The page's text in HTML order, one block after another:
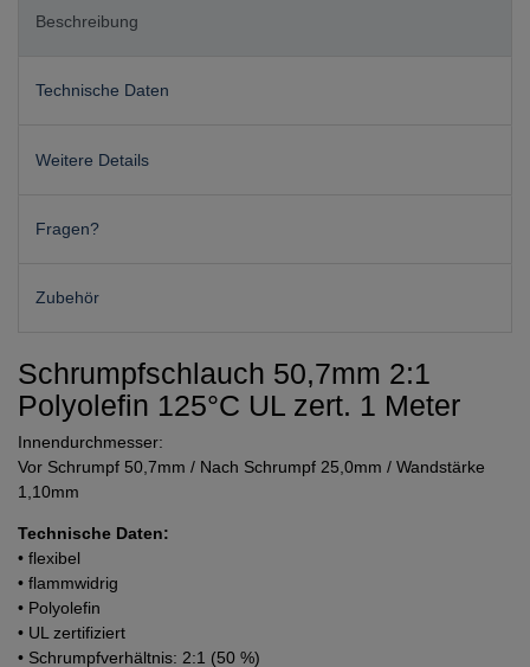
Beschreibung
Technische Daten
Weitere Details
Fragen?
Zubehör
Schrumpfschlauch 50,7mm 2:1
Polyolefin 125°C UL zert. 1 Meter
Innendurchmesser:
Vor Schrumpf 50,7mm / Nach Schrumpf 25,0mm / Wandstärke
1,10mm
Technische Daten:
• flexibel
• flammwidrig
• Polyolefin
• UL zertifiziert
• Schrumpfverhältnis: 2:1 (50 %)